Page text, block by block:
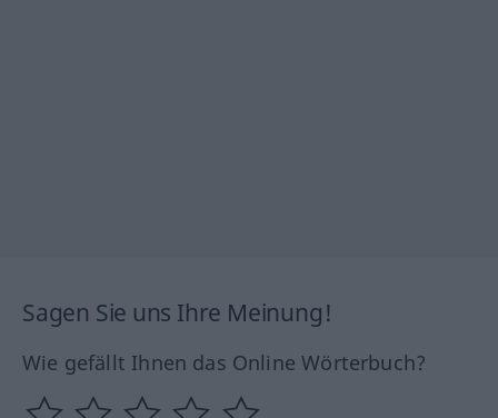
Sagen Sie uns Ihre Meinung!
Wie gefällt Ihnen das Online Wörterbuch?